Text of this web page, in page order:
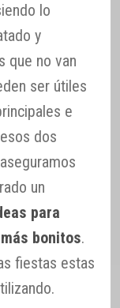
lo
y
que no van
ser útiles
e
dos
un
para
bonitos.
fiestas estas